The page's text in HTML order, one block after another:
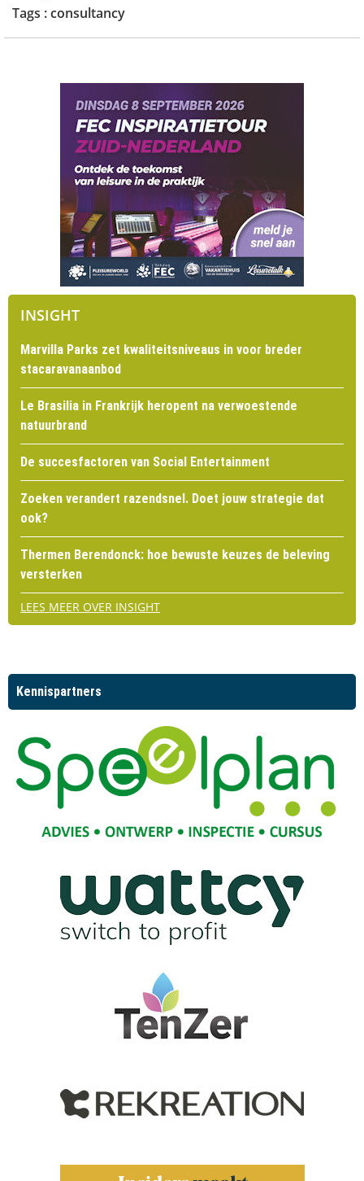
Tags :consultancy
INSIGHT
Marvilla Parks zet kwaliteitsniveaus in voor breder
stacaravanaanbod
Le Brasilia in Frankrijk heropent na verwoestende
natuurbrand
De succesfactoren van Social Entertainment
Zoeken verandert razendsnel. Doet jouw strategie dat
ook?
Thermen Berendonck: hoe bewuste keuzes de beleving
versterken
LEES MEER OVER INSIGHT
Kennispartners